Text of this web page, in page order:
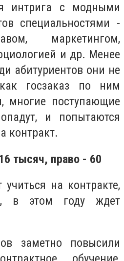
интрига с модными
специальностями -
маркетингом,
и др. Менее
абитуриентов они не
госзаказ по ним
многие поступающие
и попытаются
контракт.
тысяч, право - 60
на контракте,
в этом году ждет
заметно повысили